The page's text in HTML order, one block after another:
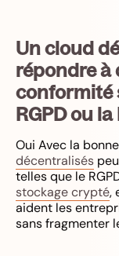
Un cloud
répondre à
conformité
RGPD ou la
Oui Avec la
décentralisés
telles que le
stockage crypté,
aident les
sans fragmenter